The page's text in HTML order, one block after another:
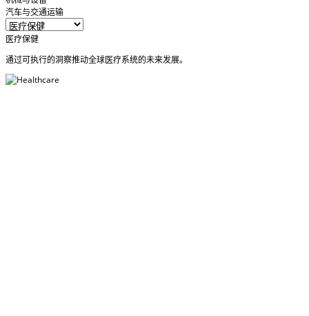
汽车与交通运输
医疗保健
通过可执行的洞察推动全球医疗系统的未来发展。